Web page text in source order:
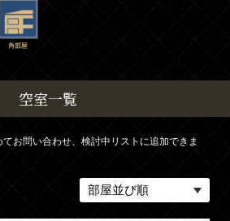
空室一覧
お問い合わせ、検討中リストに追加できま